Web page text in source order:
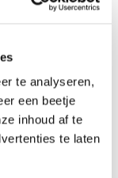
te analyseren,
een beetje
inhoud af te
te laten
te
zijn Bol,
Jumbo en
aandeel in de
voor succes.